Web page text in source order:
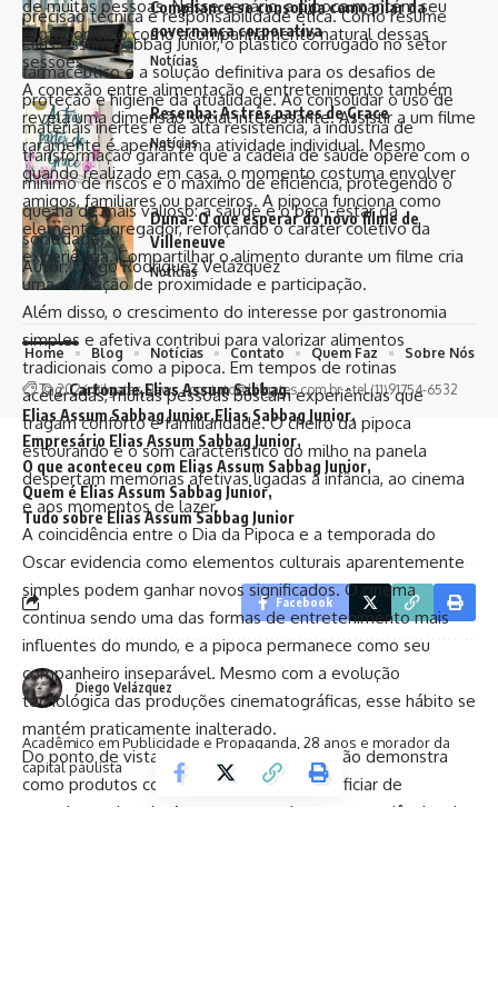
precisão técnica e responsabilidade ética. Como resume
Elias Assum Sabbag Junior, o plástico corrugado no setor
farmacêutico é a solução definitiva para os desafios de
proteção e higiene da atualidade. Ao consolidar o uso de
materiais inertes e de alta resistência, a indústria de
transformação garante que a cadeia de saúde opere com o
mínimo de riscos e o máximo de eficiência, protegendo o
que há de mais valioso: a saúde e o bem-estar da
sociedade.
Autor: Diego Rodríguez Velázquez
Tag:Cartonale Elias Assum Sabbag
Elias Assum Sabbag Junior Elias Sabbag Junior
Empresário Elias Assum Sabbag Junior
O que aconteceu com Elias Assum Sabbag Junior
Quem é Elias Assum Sabbag Junior
Tudo sobre Elias Assum Sabbag Junior
Facebook
Diego Velázquez
Acadêmico em Publicidade e Propaganda, 28 anos e morador da
capital paulista
demuitaspessoas.Nessecenário,apipocamantémseu
protagonismocomoacompanhamentonaturaldessas
sessões.
A conexão entre alimentação eentretenimento também
revelauma dimensãosocialinteressante.Assistir a um filme
raramente éapenasuma atividade individual. Mesmo
quandorealizado em casa, o momento costuma envolver
amigos, familiaresou parceiros. A pipoca funciona como
elementoagregador,reforçandoocarátercoletivoda
experiência.Compartilhar oalimento durante um filme cria
umasensaçãode proximidade e participação.
Além disso, o crescimento do interesse por gastronomia
simples e afetiva contribui para valorizar alimentos
tradicionais como a pipoca. Em temposde rotinas
aceleradas,muitaspessoasbuscamexperiênciasque
tragamconfortoefamiliaridade.Ocheiroda pipoca
estourandoeosomcaracterísticodo milho na panela
despertammemóriasafetivasligadasà infância, ao cinema
e aos momentosde lazer.
A coincidência entre o Dia da Pipoca e a temporada do
Oscar evidencia como elementos culturais aparentemente
simples podem ganhar novossignificados.Ocinema
continua sendo uma das formasdeentretenimentomais
influentes do mundo, e a pipoca permanece como seu
companheiro inseparável. Mesmo com a evolução
tecnológica das produções cinematográficas, esse hábito se
mantém praticamente inalterado.
Do pontode vista tradição demonstra
como produtos cotidianospodem beneficiar de
narrativas
culturais. Ao pipoca experiências
de
Compliance se consolida como pilar da
governança corporativa
Notícias
Resenha: As três partes de Grace
Notícias
Duna- O que esperar do novo filme de
Villeneuve
Notícias
© 2026 Bilgates News -contato@bilgates.com.br- tel.(11)91754-6532
Home Blog Notícias Contato Quem Faz Sobre Nós